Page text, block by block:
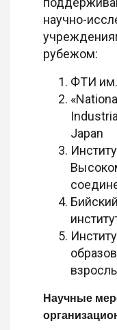
научно-
рубежом:
ФТИ
Japan
Научные